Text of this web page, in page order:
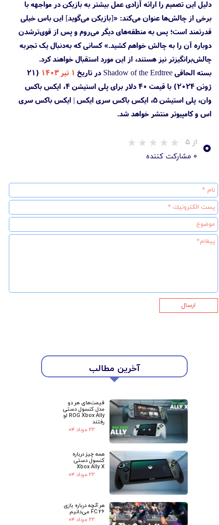
دلیل این تصمیم را ارائه آزادی عمل بیشتر به بازیکن در مواجهه با
برخی از چالش‌ها عنوان می‌کند: «[بازیکن می‌گوید] این باس خیلی
قدرتمند است؛ پس به منطقه‌های دیگر می‌روم و پس از قوی‌ترشدن
دوباره آن را به چالش خواهم کشید.» کسانی که به‌دنبال یک تجربه
چالش‌برانگیزتر نیز هستند، از این مورد استقبال خواهند کرد.
بسته الحاقی Shadow of the Erdtree در تاریخ
۱ تیر ۱۴۰۳
(۲۱
ژوئن ۲۰۲۴) با قیمت ۴۰ دلار برای پلی استیشن 4، ایکس باکس
وان، پلی استیشن 5، ایکس باکس سری ایکس | ایکس باکس سری
اس و کامپیوتر منتشر خواهد شد.
۰ از ۵
★
۰ مشارکت کننده
آخرین مطالب
قیمت‌های هر دو
مدل کنسول دستی
ROG Xbox Ally لو
رفتند
۲۲ مرداد ۰۴
همه چیز درباره
کنسول دستی
Xbox Ally X
۲۲ مرداد ۰۴
هر آنچه درباره بازی
FC 26 می‌دانیم
۲۲ مرداد ۰۴
ارسال